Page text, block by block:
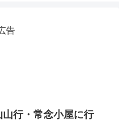
告
行・常念小屋に行